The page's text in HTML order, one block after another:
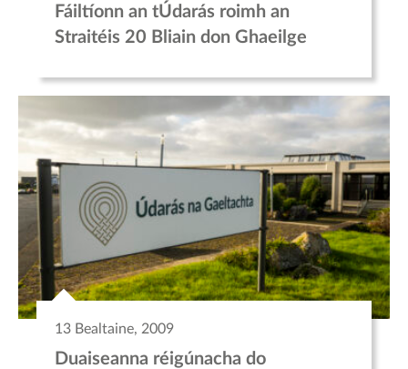
Fáiltíonn an tÚdarás roimh an
Straitéis 20 Bliain don Ghaeilge
13 Bealtaine, 2009
Duaiseanna réigúnacha do